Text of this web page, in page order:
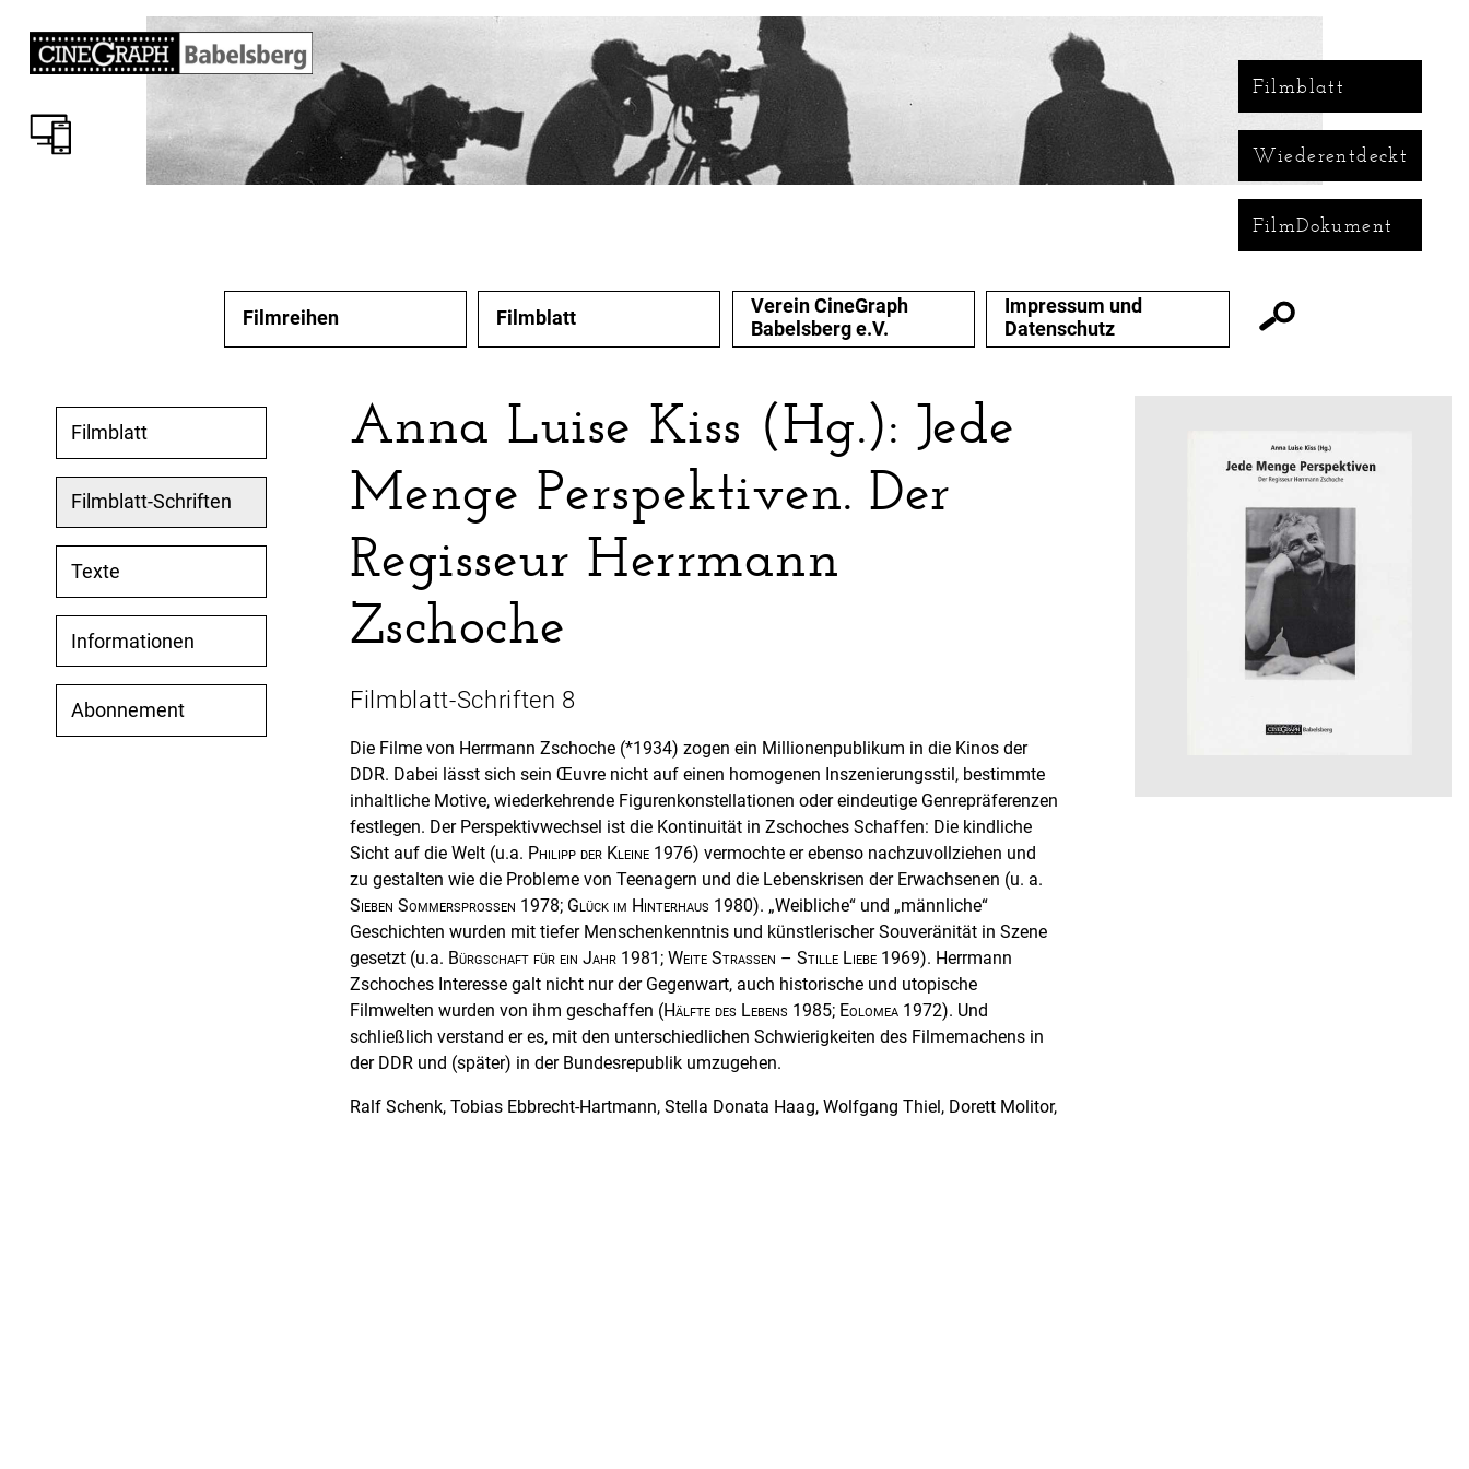
Filmblatt
Wiederentdeckt
FilmDokument
Filmreihen Filmblatt
Verein CineGraph
Babelsberg e.V.
Impressum und
Datenschutz
Filmblatt
Filmblatt-Schriften
Texte
Informationen
Abonnement
Anna Luise Kiss (Hg.): Jede
Menge Perspektiven. Der
Regisseur Herrmann
Zschoche
Filmblatt-Schriften 8
Die Filme von Herrmann Zschoche (*1934) zogen ein Millionenpublikum in die Kinos der
DDR. Dabei lässt sich sein Œuvre nicht auf einen homogenen Inszenierungsstil, bestimmte
inhaltliche Motive, wiederkehrende Figurenkonstellationen oder eindeutige Genrepräferenzen
festlegen. Der Perspektivwechsel ist die Kontinuität in Zschoches Schaffen: Die kindliche
Sicht auf die Welt (u.a. Philipp der Kleine1976) vermochte er ebenso nachzuvollziehen und
zu gestalten wie die Probleme von Teenagern und die Lebenskrisen der Erwachsenen (u. a.
Sieben Sommersprossen 1978; Glück im Hinterhaus 1980). „Weibliche“ und „männliche“
Geschichten wurden mit tiefer Menschenkenntnis und künstlerischer Souveränität in Szene
gesetzt (u.a. Bürgschaft für ein Jahr1981; Weite Straßen – Stille Liebe1969). Herrmann
Zschoches Interesse galt nicht nur der Gegenwart, auch historische und utopische
Filmwelten wurden von ihm geschaffen (Hälfte des Lebens 1985; Eolomea1972). Und
schließlich verstand er es, mit den unterschiedlichen Schwierigkeiten des Filmemachens in
der DDR und (später) in der Bundesrepublik umzugehen.
Ralf Schenk, Tobias Ebbrecht-­Hartmann, Stella Donata Haag, Wolfgang Thiel, Dorett Molitor,